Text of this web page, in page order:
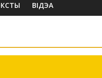
ВІДЭА